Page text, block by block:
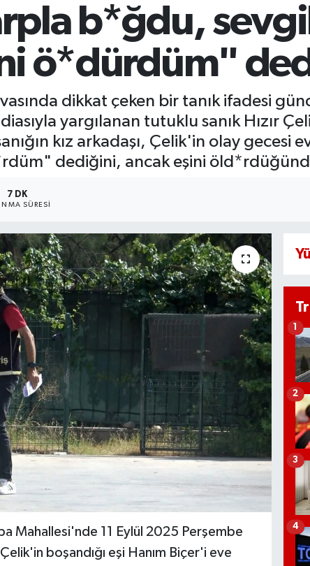
b*ğdu,
ö*dürdüm"
dikkat çeken bir tanık ifadesi
yargılanan tutuklu sanık Hızır
kız arkadaşı, Çelik'in olay gecesi
dediğini, ancak eşini
7 DK
SÜRESI
Mahallesi'nde 11 Eylül 2025 Perşembe
boşandığı eşi Hanım Biçer'i eve
1
2
3
4